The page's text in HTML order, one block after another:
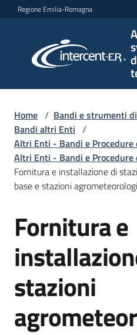
Vai al contenuto
Vai alla navigazione
Vai al footer
Regione Emilia-Romagna
per lo
sviluppo
L'Agenzia
Bandi
e
di
Supporto
Home / Bandi e strumenti
Bandi altri Enti /
Altri Enti - Bandi e Procedure
Altri Enti - Bandi e Procedure
Fornitura e installazione di
base e stazioni
Salta al contenuto
Fornitura e
stazioni